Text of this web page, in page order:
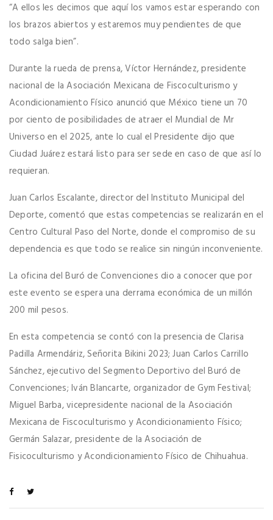
“A ellos les decimos que aquí los vamos estar esperando con
los brazos abiertos y estaremos muy pendientes de que
todo salga bien”.
Durante la rueda de prensa, Víctor Hernández, presidente
nacional de la Asociación Mexicana de Fiscoculturismo y
Acondicionamiento Físico anunció que México tiene un 70
por ciento de posibilidades de atraer el Mundial de Mr
Universo en el 2025, ante lo cual el Presidente dijo que
Ciudad Juárez estará listo para ser sede en caso de que así lo
requieran.
Juan Carlos Escalante, director del Instituto Municipal del
Deporte, comentó que estas competencias se realizarán en el
Centro Cultural Paso del Norte, donde el compromiso de su
dependencia es que todo se realice sin ningún inconveniente.
La oficina del Buró de Convenciones dio a conocer que por
este evento se espera una derrama económica de un millón
200 mil pesos.
En esta competencia se contó con la presencia de Clarisa
Padilla Armendáriz, Señorita Bikini 2023; Juan Carlos Carrillo
Sánchez, ejecutivo del Segmento Deportivo del Buró de
Convenciones; Iván Blancarte, organizador de Gym Festival;
Miguel Barba, vicepresidente nacional de la Asociación
Mexicana de Fiscoculturismo y Acondicionamiento Físico;
Germán Salazar, presidente de la Asociación de
Fisicoculturismo y Acondicionamiento Físico de Chihuahua.